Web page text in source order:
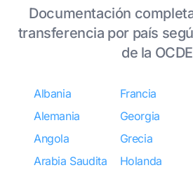
Documentación
transferencia por país
de la OCDE
Albania
Alemania
Angola
Arabia Saudita
Francia
Georgia
Grecia
Holanda